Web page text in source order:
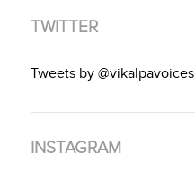
TWITTER
Tweets by @vikalpavoices
INSTAGRAM